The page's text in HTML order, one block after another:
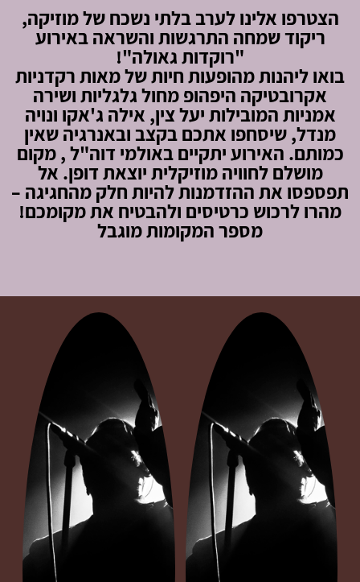
הצטרפו אלינו לערב בלתי נשכח של מוזיקה,
ריקוד שמחה התרגשות והשראה באירוע
"רוקדות גאולה"!
בואו ליהנות מהופעות חיות של מאות רקדניות
אקרובטיקה היפהופ מחול גלגליות ושירה
אמניות המובילות יעל צין, אילה ג'אקו ונויה
מנדל, שיסחפו אתכם בקצב ובאנרגיה שאין
כמותם. האירוע יתקיים באולמי דוה"ל , מקום
מושלם לחוויה מוזיקלית יוצאת דופן. אל
תפספסו את ההזדמנות להיות חלק מהחגיגה –
מהרו לרכוש כרטיסים ולהבטיח את מקומכם!
מספר המקומות מוגבל